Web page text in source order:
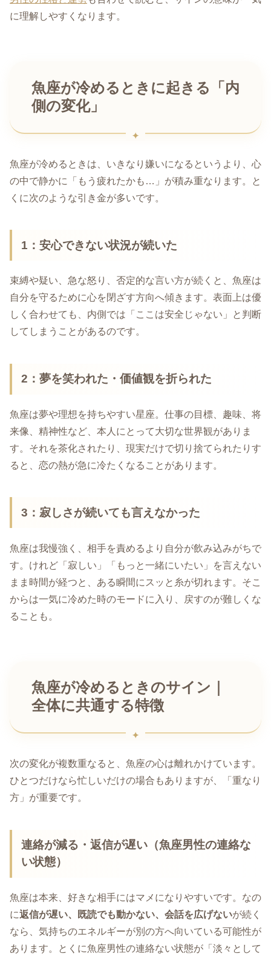
に理解しやすくなります。
魚座が冷めるときに起きる「内
側の変化」
魚座が冷めるときは、いきなり嫌いになるというより、心
の中で静かに「もう疲れたかも…」が積み重なります。と
くに次のような引き金が多いです。
1：安心できない状況が続いた
束縛や疑い、急な怒り、否定的な言い方が続くと、魚座は
自分を守るために心を閉ざす方向へ傾きます。表面上は優
しく合わせても、内側では「ここは安全じゃない」と判断
してしまうことがあるのです。
2：夢を笑われた・価値観を折られた
魚座は夢や理想を持ちやすい星座。仕事の目標、趣味、将
来像、精神性など、本人にとって大切な世界観がありま
す。それを茶化されたり、現実だけで切り捨てられたりす
ると、恋の熱が急に冷たくなることがあります。
3：寂しさが続いても言えなかった
魚座は我慢強く、相手を責めるより自分が飲み込みがちで
す。けれど「寂しい」「もっと一緒にいたい」を言えない
まま時間が経つと、ある瞬間にスッと糸が切れます。そこ
からは一気に冷めた時のモードに入り、戻すのが難しくな
ることも。
魚座が冷めるときのサイン｜
全体に共通する特徴
次の変化が複数重なると、魚座の心は離れかけています。
ひとつだけなら忙しいだけの場合もありますが、「重なり
方」が重要です。
連絡が減る・返信が遅い（魚座男性の連絡な
い状態）
魚座は本来、好きな相手にはマメになりやすいです。なの
に返信が遅い、既読でも動かない、会話を広げないが続く
なら、気持ちのエネルギーが別の方へ向いている可能性が
あります。とくに魚座男性の連絡ない状態が「淡々として